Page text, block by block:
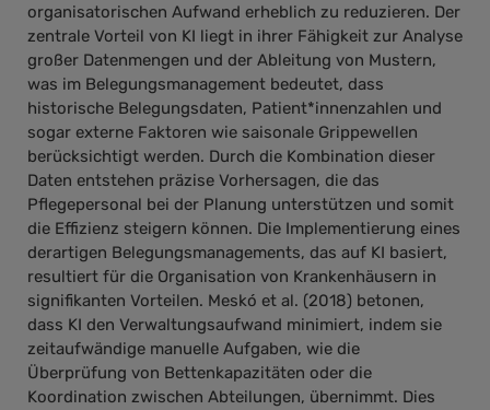
organisatorischen Aufwand erheblich zu reduzieren. Der
zentrale Vorteil von KI liegt in ihrer Fähigkeit zur Analyse
großer Datenmengen und der Ableitung von Mustern,
was im Belegungsmanagement bedeutet, dass
historische Belegungsdaten, Patient*innenzahlen und
sogar externe Faktoren wie saisonale Grippewellen
berücksichtigt werden. Durch die Kombination dieser
Daten entstehen präzise Vorhersagen, die das
Pflegepersonal bei der Planung unterstützen und somit
die Effizienz steigern können. Die Implementierung eines
derartigen Belegungsmanagements, das auf KI basiert,
resultiert für die Organisation von Krankenhäusern in
signifikanten Vorteilen. Meskó et al. (2018) betonen,
dass KI den Verwaltungsaufwand minimiert, indem sie
zeitaufwändige manuelle Aufgaben, wie die
Überprüfung von Bettenkapazitäten oder die
Koordination zwischen Abteilungen, übernimmt. Dies